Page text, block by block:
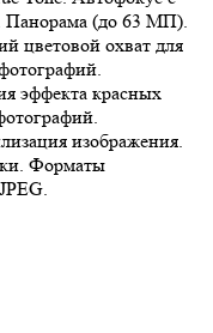
(до 63 МП).
цветовой охват для
эффекта красных
изображения.
Форматы